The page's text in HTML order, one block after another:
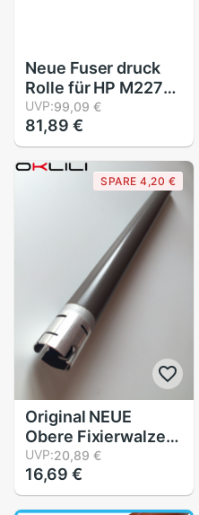
Neue Fuser druck
Rolle für HP M227
M203d M104 M132
M106 M134 M104
M101 M102 M129
M130 M133 M134
M276 m106 M103
M102 M102W 102
UVP:99,09 €
81,89 €
SPARE 4,20 €
Original NEUE
Obere Fixierwalze
Heizwalze für
Bruder DCP7060
7065 HL2220 2230
UVP:20,89 €
16,69 €